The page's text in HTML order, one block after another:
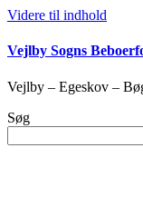
Videre til indhold
Vejlby Sogns
Vejlby – Egeskov –
Søg